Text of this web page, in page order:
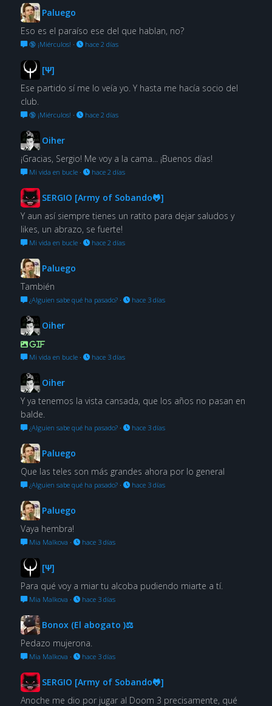
Paluego
Eso es el paraíso ese del que hablan, no?
🔞 ¡Miérculos! · hace 2 días
[Ψ]
Ese partido sí me lo veía yo. Y hasta me hacía socio del
club.
🔞 ¡Miérculos! · hace 2 días
Oiher
¡Gracias, Sergio! Me voy a la cama... ¡Buenos días!
Mi vida en bucle· hace 2 días
SERGIO [Army of Sobando🐸]
Y aun así siempre tienes un ratito para dejar saludos y
likes, un abrazo, se fuerte!
Mi vida en bucle· hace 2 días
Paluego
También
¿Alguien sabe qué ha pasado?· hace 3 días
Oiher
GIF
Mi vida en bucle· hace 3 días
Oiher
Y ya tenemos la vista cansada, que los años no pasan en
balde.
¿Alguien sabe qué ha pasado?· hace 3 días
Paluego
Que las teles son más grandes ahora por lo general
¿Alguien sabe qué ha pasado?· hace 3 días
Paluego
Vaya hembra!
Mia Malkova · hace 3 días
[Ψ]
Para qué voy a miar tu alcoba pudiendo miarte a tí.
Mia Malkova · hace 3 días
Bonox (El abogato )⚖
Pedazo mujerona.
Mia Malkova · hace 3 días
SERGIO [Army of Sobando🐸]
Anoche me dio por jugar al Doom 3 precisamente, qué